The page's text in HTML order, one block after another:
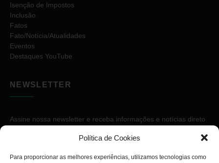
Política de Cookies
Para proporcionar as melhores experiências, utilizamos tecnologias como
Isenção de Impostos
Inclusão
Fatos
Fato/Notícia/Atualidades
Eventos
Destaques YouTube
NEWSLETTER
Assine nossa newsletter e receba informações e notícias direto